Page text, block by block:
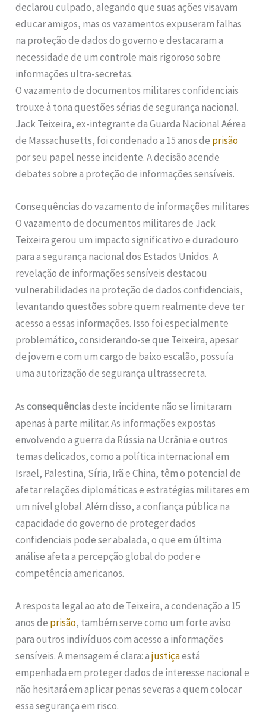
declarou culpado, alegando que suas ações visavam
educar amigos, mas os vazamentos expuseram falhas
na proteção de dados do governo e destacaram a
necessidade de um controle mais rigoroso sobre
informações ultra-secretas.
O vazamento de documentos militares confidenciais
trouxe à tona questões sérias de segurança nacional.
Jack Teixeira, ex-integrante da Guarda Nacional Aérea
de Massachusetts, foi condenado a 15 anos de prisão
por seu papel nesse incidente. A decisão acende
debates sobre a proteção de informações sensíveis.
Consequências do vazamento de informações militares
O vazamento de documentos militares de Jack
Teixeira gerou um impacto significativo e duradouro
para a segurança nacional dos Estados Unidos. A
revelação de informações sensíveis destacou
vulnerabilidades na proteção de dados confidenciais,
levantando questões sobre quem realmente deve ter
acesso a essas informações. Isso foi especialmente
problemático, considerando-se que Teixeira, apesar
de jovem e com um cargo de baixo escalão, possuía
uma autorização de segurança ultrassecreta.
Asconsequênciasdeste incidente não se limitaram
apenas à parte militar. As informações expostas
envolvendo a guerra da Rússia na Ucrânia e outros
temas delicados, como a política internacional em
Israel, Palestina, Síria, Irã e China, têm o potencial de
afetar relações diplomáticas e estratégias militares em
um nível global. Além disso, a confiança pública na
capacidade do governo de proteger dados
confidenciais pode ser abalada, o que em última
análise afeta a percepção global do poder e
competência americanos.
A resposta legal ao ato de Teixeira, a condenação a 15
anos de prisão, também serve como um forte aviso
para outros indivíduos com acesso a informações
sensíveis. A mensagem é clara: ajustiçaestá
empenhada em proteger dados de interesse nacional e
não hesitará em aplicar penas severas a quem colocar
essa segurança em risco.